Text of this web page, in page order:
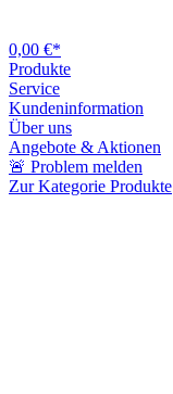
0,00 €*
Produkte
Service
Kundeninformation
Über uns
Angebote & Aktionen
🚨 Problem melden
Zur Kategorie Produkte